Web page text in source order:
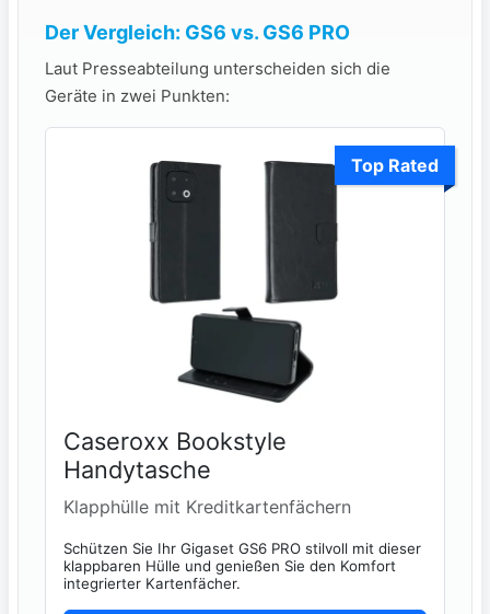
Der Vergleich: GS6 vs. GS6 PRO
Laut Presseabteilung unterscheiden sich die
Geräte in zwei Punkten:
Top Rated
Caseroxx Bookstyle
Handytasche
Klapphülle mit Kreditkartenfächern
Schützen Sie Ihr Gigaset GS6 PRO stilvoll mit dieser
klappbaren Hülle und genießen Sie den Komfort
integrierter Kartenfächer.